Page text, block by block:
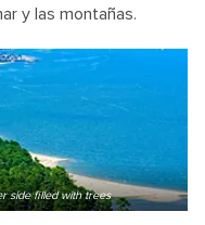
y las montañas.
side filled with trees